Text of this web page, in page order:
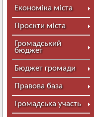
Економіка міста
Проєкти міста
Громадський
бюджет
Бюджет громади
Правова база
Громадська участь